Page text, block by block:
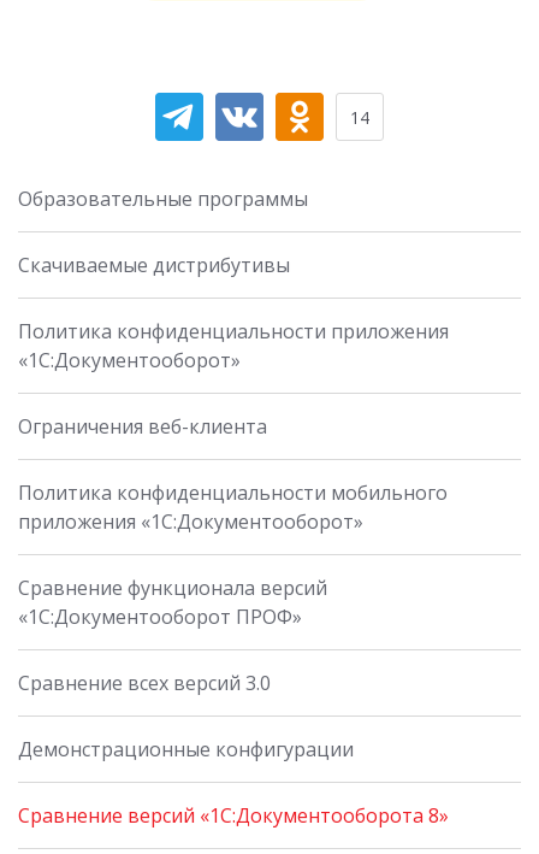
14
Образовательные программы
Скачиваемые дистрибутивы
Политика конфиденциальности приложения
«1С:Документооборот»
Ограничения веб-клиента
Политика конфиденциальности мобильного
приложения «1С:Документооборот»
Сравнение функционала версий
«1С:Документооборот ПРОФ»
Сравнение всех версий 3.0
Демонстрационные конфигурации
Сравнение версий «1С:Документооборота 8»